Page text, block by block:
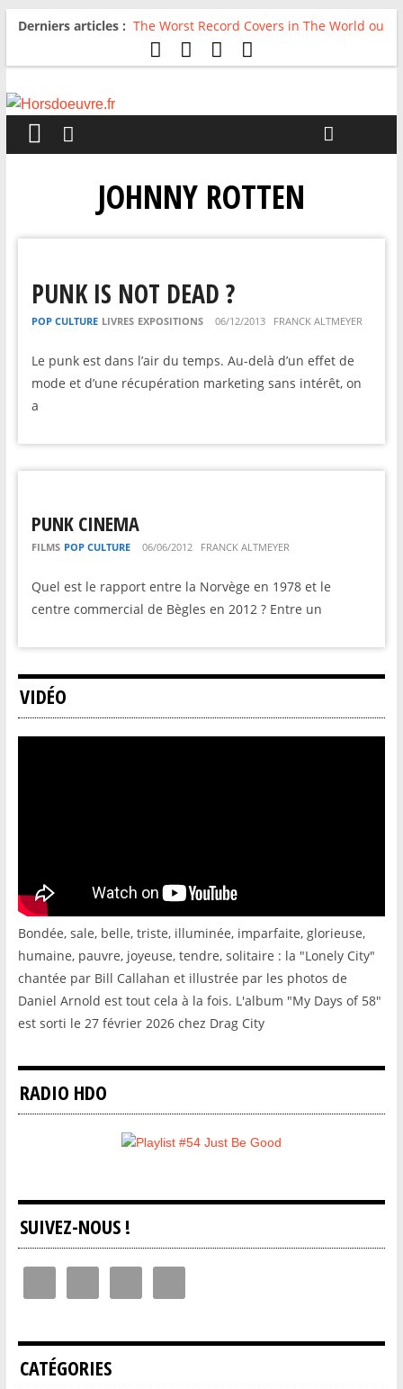
Derniers articles : The Worst Record Covers in The World ou
Comment rire du pire
Avril 2026 : C’est dans les vieux pots
For The First Time, Again : Tyler Ballgame
JOHNNY ROTTEN
PUNK IS NOT DEAD ?
POP CULTURE LIVRES EXPOSITIONS 06/12/2013 FRANCK ALTMEYER
Le punk est dans l’air du temps. Au-delà d’un effet de
mode et d’une récupération marketing sans intérêt, on
a
PUNK CINEMA
FILMS POP CULTURE 06/06/2012 FRANCK ALTMEYER
Quel est le rapport entre la Norvège en 1978 et le
centre commercial de Bègles en 2012 ? Entre un
VIDÉO
Bondée, sale, belle, triste, illuminée, imparfaite, glorieuse,
humaine, pauvre, joyeuse, tendre, solitaire : la "Lonely City"
chantée par Bill Callahan et illustrée par les photos de
Daniel Arnold est tout cela à la fois. L'album "My Days of 58"
est sorti le 27 février 2026 chez Drag City
RADIO HDO
SUIVEZ-NOUS !
CATÉGORIES